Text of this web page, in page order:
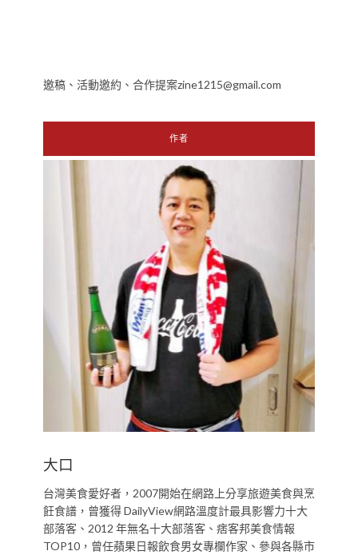
邀稿、活動邀約、合作提案zine1215@gmail.com
作者
大口
台灣美食愛好者，2007開始在網路上分享旅遊美食與烹
飪食譜，曾獲得 DailyView網路溫度計最具影響力十大
部落客、2012 年無名十大部落客、痞客邦美食情報
TOP10，曾任蘋果日報飲食男女專欄作家、參與各縣市